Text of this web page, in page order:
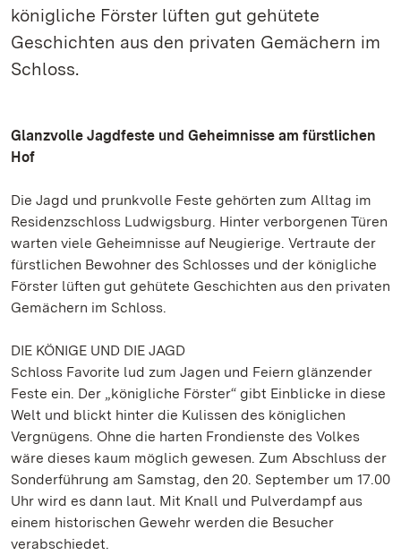
königliche Förster lüften gut gehütete
Geschichten aus den privaten Gemächern im
Schloss.
Glanzvolle Jagdfeste und Geheimnisse am fürstlichen
Hof
Die Jagd und prunkvolle Feste gehörten zum Alltag im
Residenzschloss Ludwigsburg. Hinter verborgenen Türen
warten viele Geheimnisse auf Neugierige. Vertraute der
fürstlichen Bewohner des Schlosses und der königliche
Förster lüften gut gehütete Geschichten aus den privaten
Gemächern im Schloss.
DIE KÖNIGE UND DIE JAGD
Schloss Favorite lud zum Jagen und Feiern glänzender
Feste ein. Der „königliche Förster“ gibt Einblicke in diese
Welt und blickt hinter die Kulissen des königlichen
Vergnügens. Ohne die harten Frondienste des Volkes
wäre dieses kaum möglich gewesen. Zum Abschluss der
Sonderführung am Samstag, den 20. September um 17.00
Uhr wird es dann laut. Mit Knall und Pulverdampf aus
einem historischen Gewehr werden die Besucher
verabschiedet.